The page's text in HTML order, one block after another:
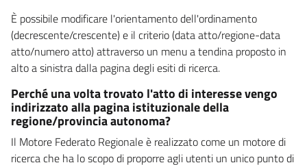
È possibile modificare l'orientamento dell'ordinamento
(decrescente/crescente) e il criterio (data atto/regione-data
atto/numero atto) attraverso un menu a tendina proposto in
alto a sinistra dalla pagina degli esiti di ricerca.
Perché una volta trovato l'atto di interesse vengo
indirizzato alla pagina istituzionale della
regione/provincia autonoma?
Il Motore Federato Regionale è realizzato come un motore di
ricerca che ha lo scopo di proporre agli utenti un unico punto di